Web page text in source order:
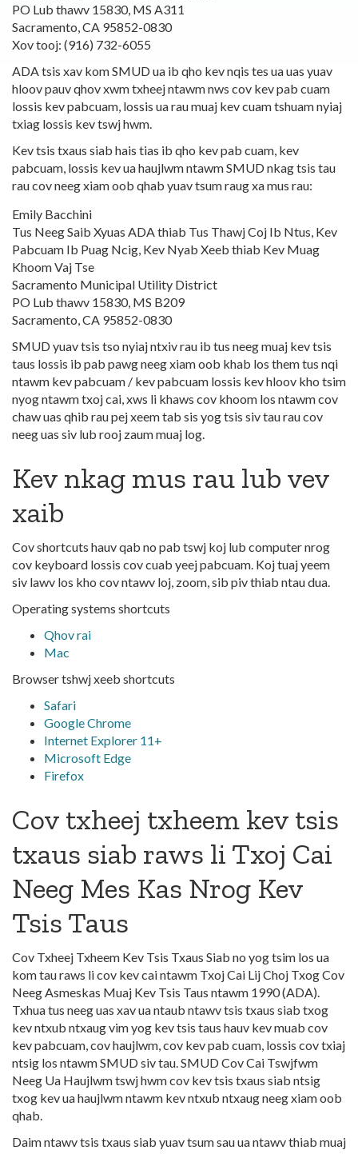
PO Lub thawv 15830, MS A311
Sacramento, CA 95852-0830
Xov tooj: (916) 732-6055
ADA tsis xav kom SMUD ua ib qho kev nqis tes ua uas yuav
hloov pauv qhov xwm txheej ntawm nws cov kev pab cuam
lossis kev pabcuam, lossis ua rau muaj kev cuam tshuam nyiaj
txiag lossis kev tswj hwm.
Kev tsis txaus siab hais tias ib qho kev pab cuam, kev
pabcuam, lossis kev ua haujlwm ntawm SMUD nkag tsis tau
rau cov neeg xiam oob qhab yuav tsum raug xa mus rau:
Emily Bacchini
Tus Neeg Saib Xyuas ADA thiab Tus Thawj Coj Ib Ntus, Kev
Pabcuam Ib Puag Ncig, Kev Nyab Xeeb thiab Kev Muag
Khoom Vaj Tse
Sacramento Municipal Utility District
PO Lub thawv 15830, MS B209
Sacramento, CA 95852-0830
SMUD yuav tsis tso nyiaj ntxiv rau ib tus neeg muaj kev tsis
taus lossis ib pab pawg neeg xiam oob khab los them tus nqi
ntawm kev pabcuam / kev pabcuam lossis kev hloov kho tsim
nyog ntawm txoj cai, xws li khaws cov khoom los ntawm cov
chaw uas qhib rau pej xeem tab sis yog tsis siv tau rau cov
neeg uas siv lub rooj zaum muaj log.
Kev nkag mus rau lub vev
xaib
Cov shortcuts hauv qab no pab tswj koj lub computer nrog
cov keyboard lossis cov cuab yeej pabcuam. Koj tuaj yeem
siv lawv los kho cov ntawv loj, zoom, sib piv thiab ntau dua.
Operating systems shortcuts
Qhov rai
Mac
Browser tshwj xeeb shortcuts
Safari
Google Chrome
Internet Explorer 11+
Microsoft Edge
Firefox
Cov txheej txheem kev tsis
txaus siab raws li Txoj Cai
Neeg Mes Kas Nrog Kev
Tsis Taus
Cov Txheej Txheem Kev Tsis Txaus Siab no yog tsim los ua
kom tau raws li cov kev cai ntawm Txoj Cai Lij Choj Txog Cov
Neeg Asmeskas Muaj Kev Tsis Taus ntawm 1990 (ADA).
Txhua tus neeg uas xav ua ntaub ntawv tsis txaus siab txog
kev ntxub ntxaug vim yog kev tsis taus hauv kev muab cov
kev pabcuam, cov haujlwm, cov kev pab cuam, lossis cov txiaj
ntsig los ntawm SMUD siv tau. SMUD Cov Cai Tswjfwm
Neeg Ua Haujlwm tswj hwm cov kev tsis txaus siab ntsig
txog kev ua haujlwm ntawm kev ntxub ntxaug neeg xiam oob
qhab.
Daim ntawv tsis txaus siab yuav tsum sau ua ntawv thiab muaj